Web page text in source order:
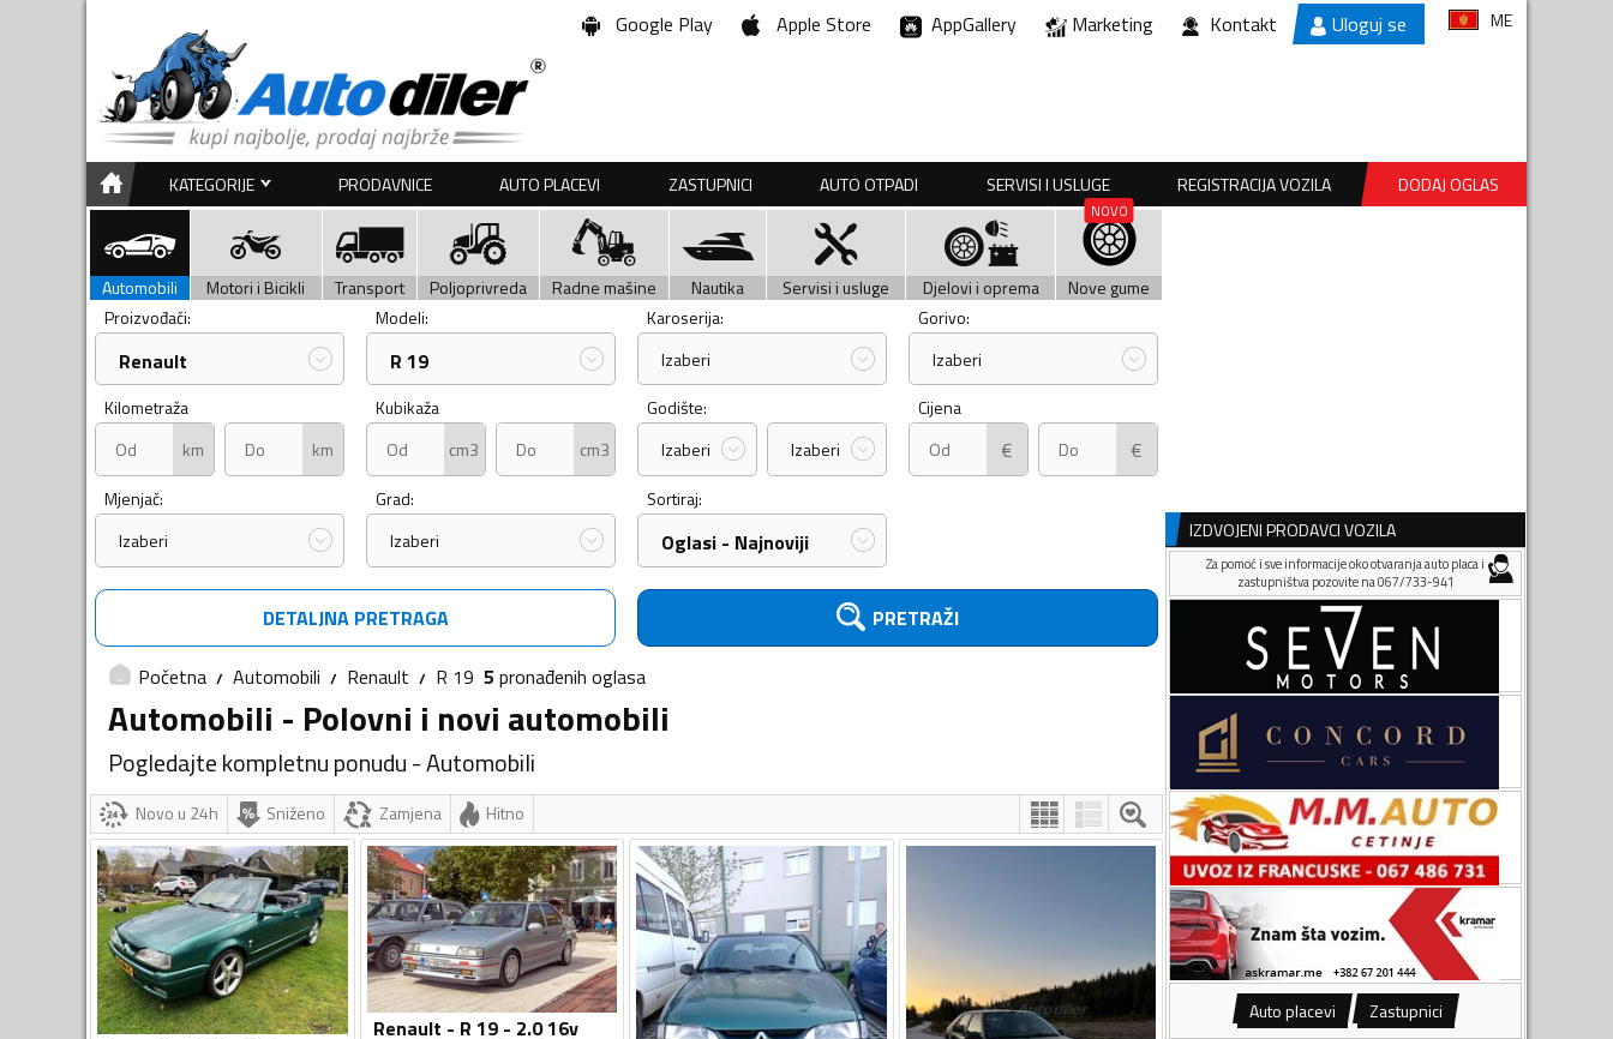
Google Play Apple Store AppGallery Marketing Kontakt Uloguj se ME
KATEGORIJE PRODAVNICE AUTO PLACEVI ZASTUPNICI AUTO OTPADI SERVISI I USLUGE REGISTRACIJA VOZILA DODAJ OGLAS
Automobili Motori i Bicikli Transport Poljoprivreda Radne mašine Nautika Servisi i usluge Djelovi i oprema
Nove gume
Proizvođači:
Renault
Modeli:
R 19
Karoserija:
Izaberi
Gorivo:
Izaberi
Kilometraža
km
km
Kubikaža
cm3
cm3
Godište:
Izaberi
Izaberi
Cijena
€ €
Mjenjač:
Izaberi
Grad:
Izaberi
Sortiraj:
Oglasi - Najnoviji
DETALJNA PRETRAGA PRETRAŽI
Početna Automobili Renault R 19 5 pronađenih oglasa
Automobili - Polovni i novi automobili
Pogledajte kompletnu ponudu - Automobili
Novo u 24h Sniženo Zamjena Hitno
Renault - R 19 - 2.0 16v
IZDVOJENI PRODAVCI VOZILA
Za pomoć i sve informacije oko otvaranja auto placa i
zastupništva pozovite na 067/733-941
Auto placevi Zastupnici